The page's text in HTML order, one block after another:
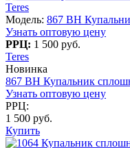
Teres
Модель: 867 BH
Узнать оптовую цену
РРЦ: 1 500 руб.
Teres
Новинка
867 BH Купальник
Узнать оптовую цену
РРЦ:
1 500 руб.
Купить